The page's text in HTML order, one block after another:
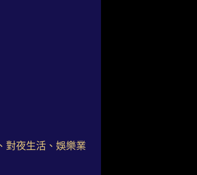
對夜生活、娛樂業